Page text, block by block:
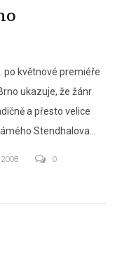
po květnové premiéře
ukazuje, že žánr
a přesto velice
Stendhalova...
2008 0